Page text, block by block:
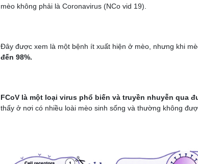
mèo không phải là Coronavirus (NCo vid 19).
Đây được xem là một bệnh ít xuất hiện ở mèo, nhưng khi
đến 98%.
FCoV là một loại virus phổ biến và truyền nhuyễn qua
thấy ở nơi có nhiều loài mèo sinh sống và thường không